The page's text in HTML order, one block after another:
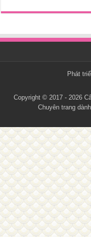
Phát
Copyright © 2017 - 2026
Chuyên trang